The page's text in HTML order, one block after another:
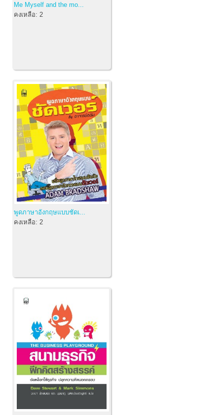
Me Myself and the mo...
คงเหลือ: 2
พูดภาษาอังกฤษแบบชัดเ...
คงเหลือ: 2